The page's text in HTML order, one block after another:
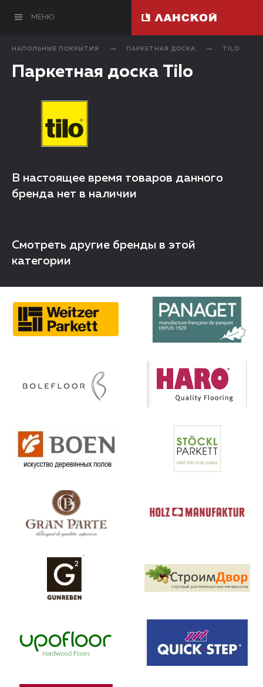
МЕНЮ
НАПОЛЬНЫЕ ПОКРЫТИЯ ПАРКЕТНАЯ ДОСКА TILO
Паркетная доска Tilo
В настоящее время товаров данного
бренда нет в наличии
Смотреть другие бренды в этой
категории